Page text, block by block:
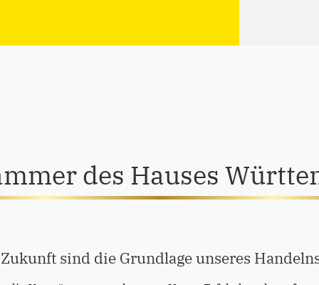
des Hauses
sind die Grundlage unseres